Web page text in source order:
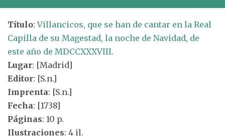
Título:Villancicos, que se han de cantar en la Real
Capilla de su Magestad, la noche de Navidad, de
este año de MDCCXXXVIII.
Lugar: [Madrid]
Editor: [S.n.]
Imprenta: [S.n.]
Fecha: [1738]
Páginas: 10 p.
Ilustraciones: 4 il.